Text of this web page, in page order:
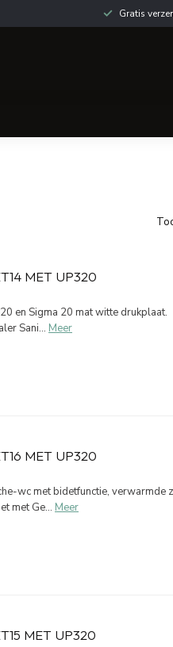
Gratis
MET UP320
en Sigma 20 mat witte drukplaat.
Sani... Meer
MET UP320
wc met bidetfunctie, verwarmde
met Ge... Meer
MET UP320